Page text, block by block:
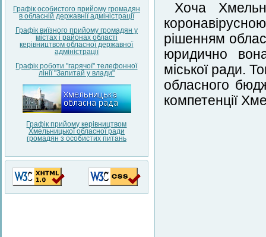
Графік особистого прийому громадян
в обласній державнії адміністрації
Графік виїзного прийому громадян у
містах і районах області
керівництвом обласної державної
адміністрації
Графік роботи "гарячої" телефонної
лінії "Запитай у влади"
Графік прийому керівництвом
Хмельницької обласної ради
громадян з особистих питань
Хоча
рішенням
юридично
міської ради.
обласного
компетенції